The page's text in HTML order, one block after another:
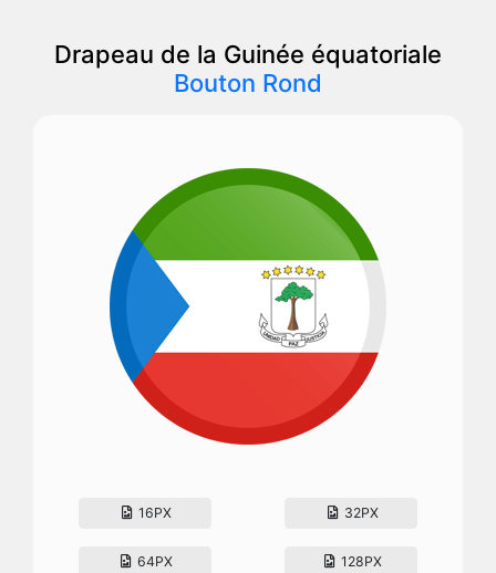
Drapeau de la Guinée équatoriale
Bouton Rond
16PX 32PX
64PX 128PX